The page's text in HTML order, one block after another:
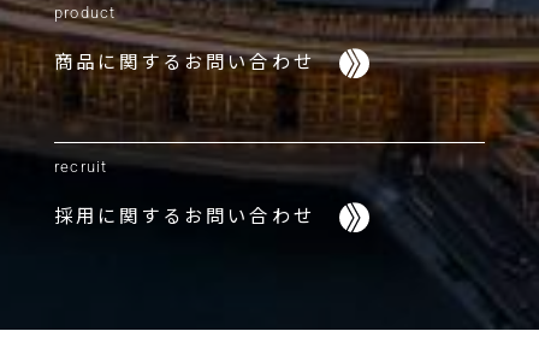
product
商品に関するお問い合わせ
recruit
採用に関する お問い合わせ